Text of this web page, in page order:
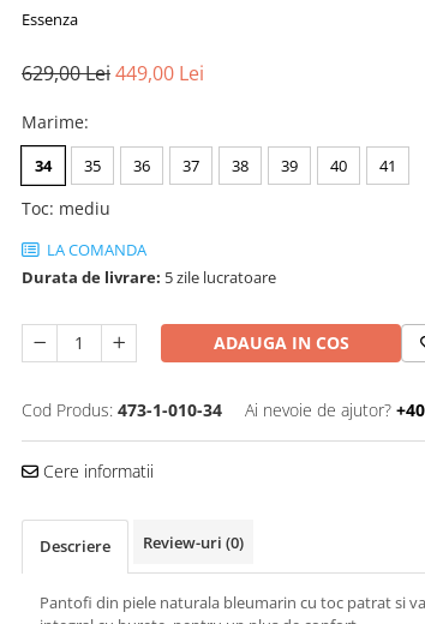
Essenza
629,00 Lei449,00 Lei
Marime:
34 35 36 37 38 39 40 41
Toc: mediu
LA COMANDA
Durata de livrare: 5 zile lucratoare
ADAUGA IN COS
Cod Produs: 473-1-010-34 Ai nevoie de ajutor?
Cere informatii
Descriere Review-uri (0)
Pantofi din piele naturala bleumarin cu toc patrat si